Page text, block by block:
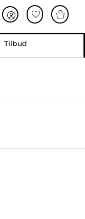
Tilbud